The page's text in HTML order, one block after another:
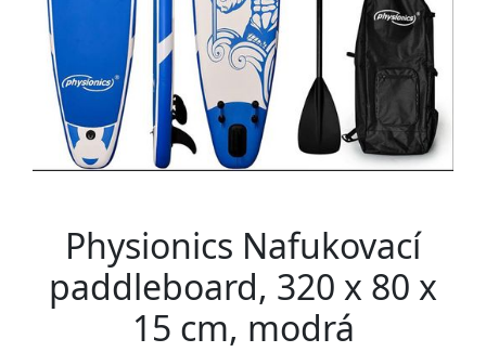
Physionics Nafukovací
paddleboard, 320 x 80 x
15 cm, modrá